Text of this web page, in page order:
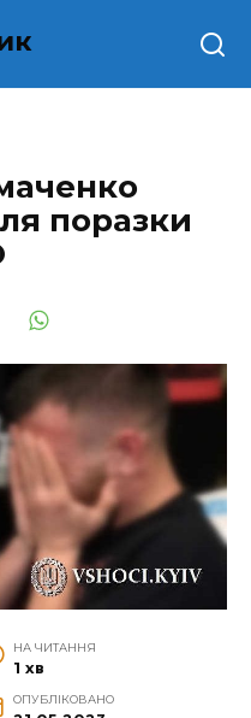
поразки
НА ЧИТАННЯ
1 хв
ОПУБЛІКОВАНО